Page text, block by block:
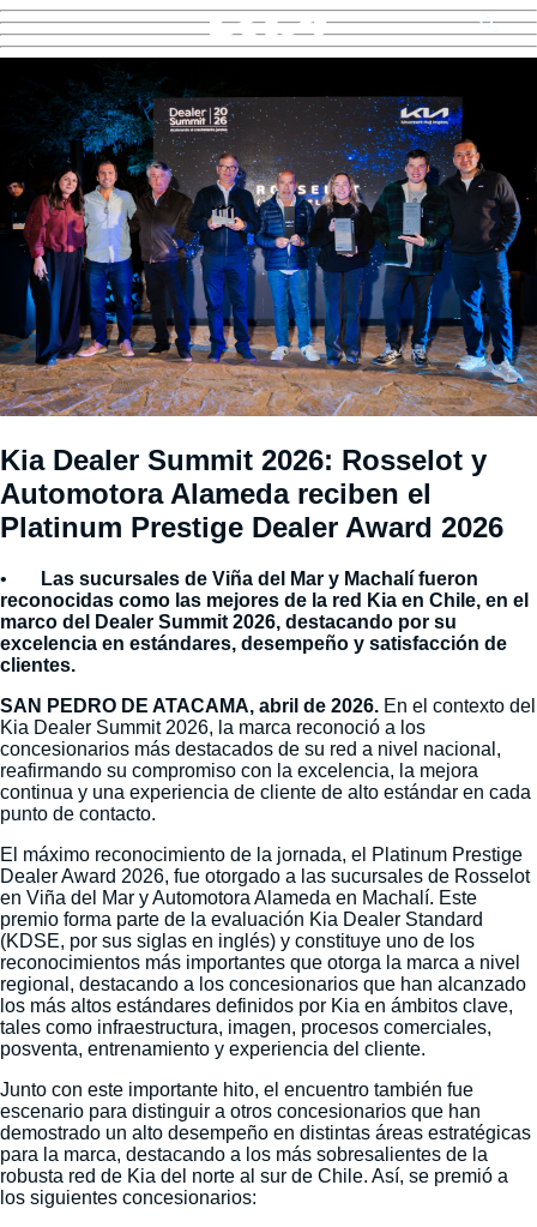
Kia Dealer Summit 2026: Rosselot y
Automotora Alameda reciben el
Platinum Prestige Dealer Award 2026
•
Las sucursales de Viña del Mar y Machalí fueron
reconocidas como las mejores de la red Kia en Chile, en el
marco del Dealer Summit 2026, destacando por su
excelencia en estándares, desempeño y satisfacción de
clientes.
SAN PEDRO DE ATACAMA, abril de 2026. En el contexto del
Kia Dealer Summit 2026, la marca reconoció a los
concesionarios más destacados de su red a nivel nacional,
reafirmando su compromiso con la excelencia, la mejora
continua y una experiencia de cliente de alto estándar en cada
punto de contacto.
El máximo reconocimiento de la jornada, el Platinum Prestige
Dealer Award 2026, fue otorgado a las sucursales de Rosselot
en Viña del Mar y Automotora Alameda en Machalí. Este
premio forma parte de la evaluación Kia Dealer Standard
(KDSE, por sus siglas en inglés) y constituye uno de los
reconocimientos más importantes que otorga la marca a nivel
regional, destacando a los concesionarios que han alcanzado
los más altos estándares definidos por Kia en ámbitos clave,
tales como infraestructura, imagen, procesos comerciales,
posventa, entrenamiento y experiencia del cliente.
Junto con este importante hito, el encuentro también fue
escenario para distinguir a otros concesionarios que han
demostrado un alto desempeño en distintas áreas estratégicas
para la marca, destacando a los más sobresalientes de la
robusta red de Kia del norte al sur de Chile. Así, se premió a
los siguientes concesionarios: